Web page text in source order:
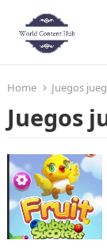
Home Juegos
Juegos